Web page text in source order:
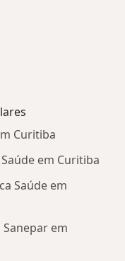
Curitiba
em Curitiba
Saúde em
em